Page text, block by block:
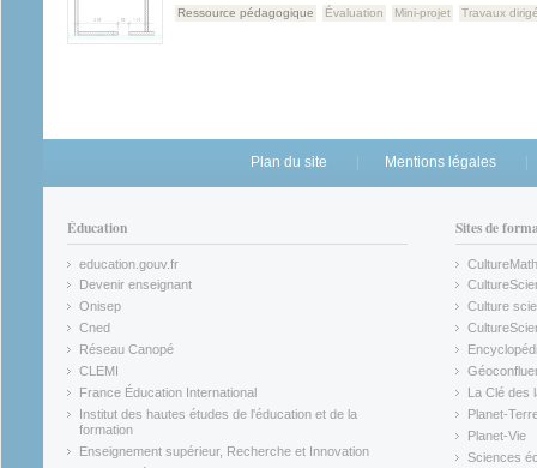
Ressource pédagogique Évaluation Mini-projet Travaux
Plan du site Mentions légales
Éducation
education.gouv.fr
(link is external)
Devenir enseignant
(link is external)
Onisep
(link is external)
Cned
(link is external)
Réseau Canopé
(link is external)
CLEMI
(link is external)
France Éducation International
(link is external)
Institut des hautes études de l'éducation et de la
formation
(link is external)
Enseignement supérieur, Recherche et Innovation
Sites de
CultureMath
(link is
(link is
Culture
(link is
(link is
(link is
La Clé des
(link is
Planet-
(link is
Planet-Vie
(link is
Sciences